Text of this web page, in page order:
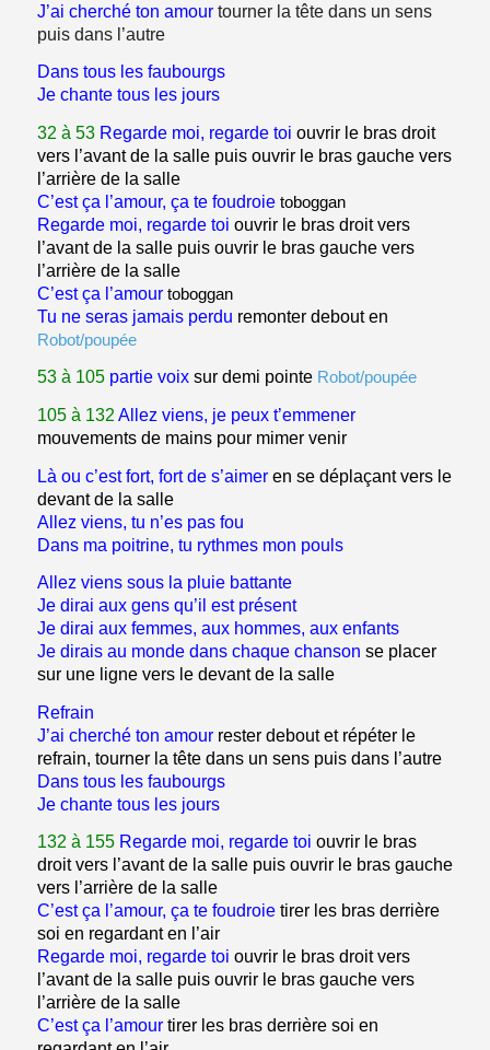
J’ai cherché ton amour tourner la tête dans un sens
puis dans l’autre
Dans tous les faubourgs
Je chante tous les jours
32 à 53Regarde moi, regarde toi ouvrir le bras droit
vers l’avant de la salle puis ouvrir le bras gauche vers
l’arrière de la salle
C’est ça l’amour, ça te foudroietoboggan
Regarde moi, regarde toi ouvrir le bras droit vers
l’avant de la salle puis ouvrir le bras gauche vers
l’arrière de la salle
C’est ça l’amour toboggan
Tu ne seras jamais perdu remonter debout en
Robot/poupée
53 à 105partie voix sur demi pointe Robot/poupée
105 à 132 Allez viens, je peux t’emmener
mouvements de mains pour mimer venir
Là ou c’est fort, fort de s’aimer en se déplaçant vers le
devant de la salle
Allez viens, tu n’es pas fou
Dans ma poitrine, tu rythmes mon pouls
Allez viens sous la pluie battante
Je dirai aux gens qu’il est présent
Je dirai aux femmes, aux hommes, aux enfants
Je dirais au monde dans chaque chanson se placer
sur une ligne vers le devant de la salle
Refrain
J’ai cherché ton amourrester debout et répéter le
refrain, tourner la tête dans un sens puis dans l’autre
Dans tous les faubourgs
Je chante tous les jours
132 à 155Regarde moi, regarde toi ouvrir le bras
droit vers l’avant de la salle puis ouvrir le bras gauche
vers l’arrière de la salle
C’est ça l’amour, ça te foudroie tirer les bras derrière
soi en regardant en l’air
Regarde moi, regarde toi ouvrir le bras droit vers
l’avant de la salle puis ouvrir le bras gauche vers
l’arrière de la salle
C’est ça l’amour tirer les bras derrière soi en